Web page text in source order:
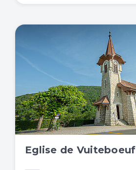
Eglise de Vuiteboeuf